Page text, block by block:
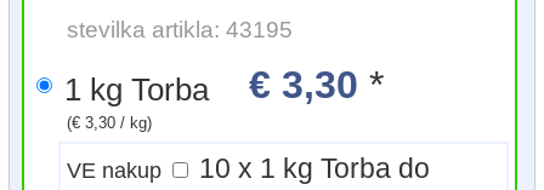
stevilka artikla: 43195
1 kg Torba € 3,30 *
(€ 3,30 / kg)
VE nakup
10 x 1 kg Torba do